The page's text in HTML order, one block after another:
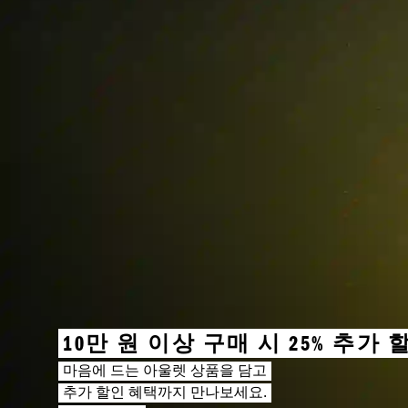
10만 원 이상 구매 시 25% 추가
마음에 드는 아울렛 상품을 담고
추가 할인 혜택까지 만나보세요.